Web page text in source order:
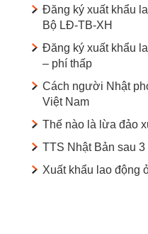
Đăng ký xuất khẩu
Bộ LĐ-TB-XH
Đăng ký xuất khẩu
– phí thấp
Cách người Nhật
Việt Nam
Thế nào là lừa đảo
TTS Nhật Bản sau
Xuất khẩu lao động